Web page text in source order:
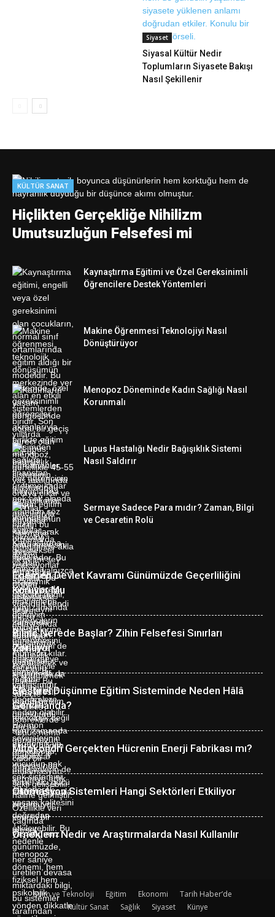
Siyaset
Siyasal Kültür Nedir
Toplumların Siyasete Bakışı
Nasıl Şekillenir
KÜLTÜR SANAT
Hiçlikten Gerçekliğe Nihilizm
Umutsuzluğun Felsefesi mi
Kaynaştırma Eğitimi ve Özel Gereksinimli
Öğrencilere Destek Yöntemleri
Makine Öğrenmesi Teknolojiyi Nasıl
Dönüştürüyor
Menopoz Döneminde Kadın Sağlığı Nasıl
Korunmalı
Lupus Hastalığı Nedir Bağışıklık Sistemi
Nasıl Saldırır
Sermaye Sadece Para mıdır? Zaman, Bilgi
ve Cesaretin Rolü
Egemen Devlet Kavramı Günümüzde Geçerliliğini
Koruyor Mu
Bilinç Nerede Başlar? Zihin Felsefesi Sınırları
Zorluyor
Eleştirel Düşünme Eğitim Sisteminde Neden Hâlâ
Geri Planda?
Mitokondri Gerçekten Hücrenin Enerji Fabrikası mı?
Otomasyon Sistemleri Hangi Sektörleri Etkiliyor
Örneklem Nedir ve Araştırmalarda Nasıl Kullanılır
Bilim ve Teknoloji Eğitim Ekonomi
Tarih Haber’de
Kültür Sanat
Sağlık Siyaset Künye